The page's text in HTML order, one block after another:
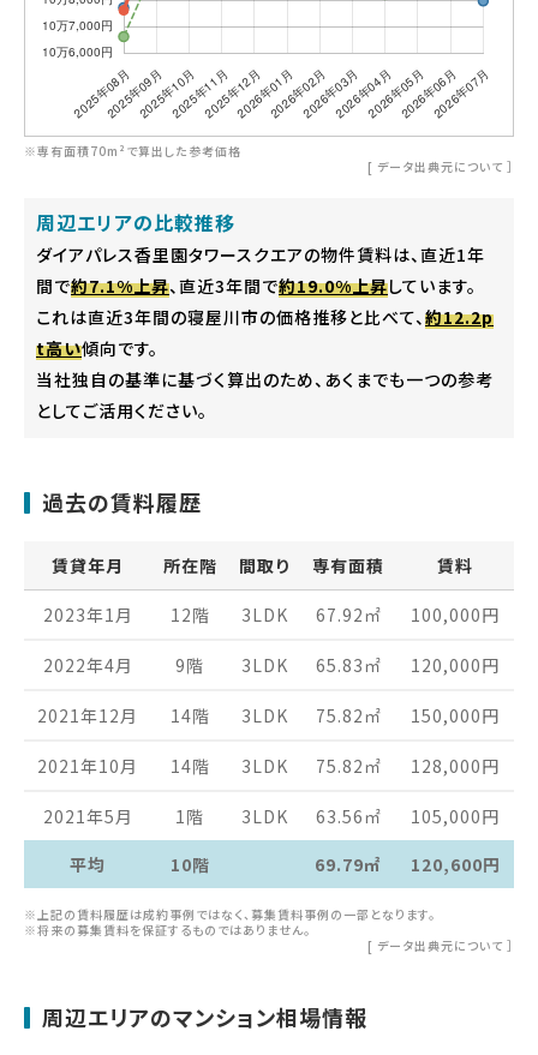
※専有面積70m²で算出した参考価格
[ データ出典元について ］
周辺エリアの比較推移
ダイアパレス香里園タワースクエアの物件賃料は、直近1年
間で約7.1%上昇、直近3年間で約19.0%上昇しています。
これは直近3年間の寝屋川市の価格推移と比べて、約12.2p
t高い傾向です。
当社独自の基準に基づく算出のため、あくまでも一つの参考
としてご活用ください。
過去の賃料履歴
賃貸年月 所在階 間取り 専有面積 賃料
2023年1月 12階 3LDK 67.92 ㎡ 100,000円
2022年4月 9階 3LDK 65.83 ㎡ 120,000円
2021年12月 14階 3LDK 75.82 ㎡ 150,000円
2021年10月 14階 3LDK 75.82 ㎡ 128,000円
2021年5月 1階 3LDK 63.56 ㎡ 105,000円
平均
10階 69.79㎡ 120,600円
※上記の賃料履歴は成約事例ではなく、募集賃料事例の一部となります。
※将来の募集賃料を保証するものではありません。
[ データ出典元について ］
周辺エリアのマンション相場情報